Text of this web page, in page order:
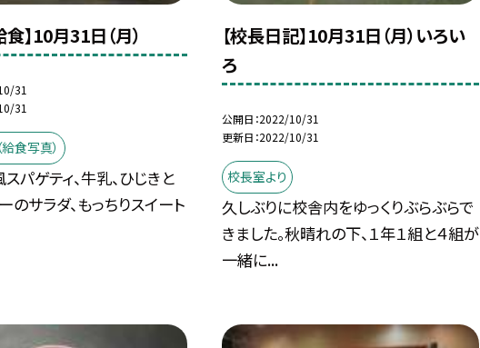
】10月31日（月）
31
31
食写真）
スパゲティ、牛乳、ひじきと
のサラダ、もっちりスイート
【校長日記】10月31日（月）いろい
ろ
公開日 2022/10/31
更新日 2022/10/31
校長室より
久しぶりに校舎内をゆっくりぶらぶらで
きました。秋晴れの下、１年１組と４組が
一緒に...